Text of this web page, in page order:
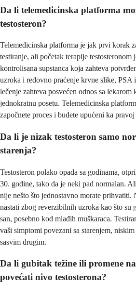
Da li telemedicinska platforma
testosteron?
Telemedicinska platforma je jak prvi korak
testiranje, ali početak terapije testosteronom
kontrolisana supstanca koja zahteva
uzroka i redovno praćenje krvne slike, PSA
lečenje zahteva posvećen odnos sa
jednokratnu posetu. Telemedicinska
započnete proces i budete upućeni ka pravoj
Da li je nizak testosteron samo
starenja?
Testosteron polako opada sa godinama,
30. godine, tako da je neki pad normalan.
nije nešto što jednostavno morate
nastati zbog reverzibilnih uzroka kao što su
san, posebno kod mlađih muškaraca.
vaši simptomi povezani sa starenjem,
sasvim drugim.
Da li gubitak težine ili promene
povećati nivo testosterona?